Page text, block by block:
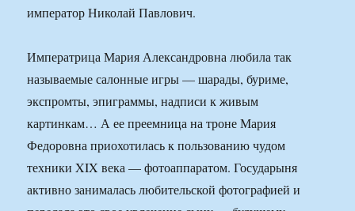
император Николай Павлович.
Императрица Мария Александровна любила так
называемые салонные игры — шарады, буриме,
экспромты, эпиграммы, надписи к живым
картинкам… А ее преемница на троне Мария
Федоровна приохотилась к пользованию чудом
техники XIX века — фотоаппаратом. Государыня
активно занималась любительской фотографией и